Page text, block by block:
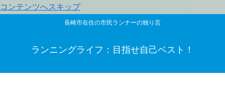
コンテンツへスキップ
長崎市在住の市民ランナーの独り言
ランニングライフ：目指せ自己ベスト！